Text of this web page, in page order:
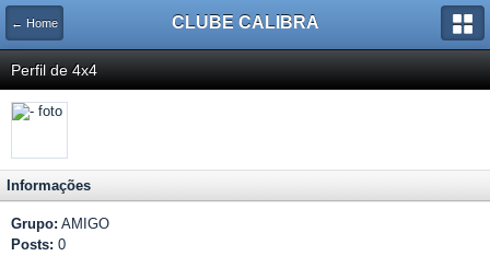
← Home CLUBE CALIBRA
Perfil de 4x4
Informações
Grupo: AMIGO
Posts: 0